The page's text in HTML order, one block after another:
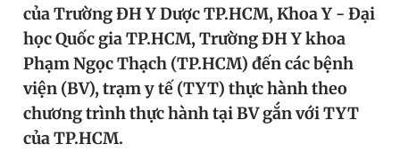
Video Magazine
Sản phẩm khác
Tiện ích Bạn cần biết
của Trường ĐH Y Dược TP.HCM, Khoa Y - Đại
học Quốc gia TP.HCM, Trường ĐH Y khoa
Phạm Ngọc Thạch (TP.HCM) đến các bệnh
viện (BV), trạm y tế (TYT) thực hành theo
chương trình thực hành tại BV gắn với TYT
của TP.HCM.